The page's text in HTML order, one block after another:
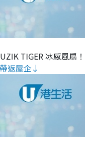
TIGER 冰感風扇！
返屋企↓